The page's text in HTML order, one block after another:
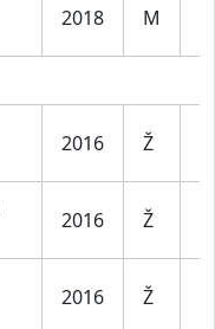
2018 M
2016 Ž
2016 Ž
2016 Ž